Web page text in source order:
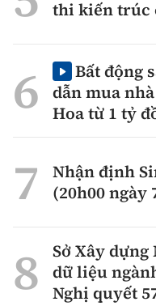
thi kiến trúc
Bất động
dẫn mua
Hoa từ 1 tỷ
Nhận định
(20h00 ngày
Sở Xây dựng
dữ liệu
Nghị quyết